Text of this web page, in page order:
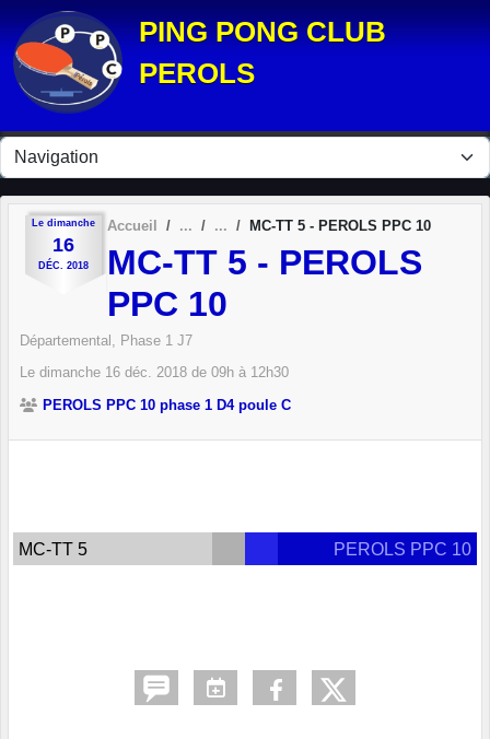
PING PONG CLUB
PEROLS
Le dimanche
16
DÉC. 2018
Accueil MC-TT 5 - PEROLS PPC 10
MC-TT 5 - PEROLS
PPC 10
Départemental, Phase 1 J7
Le dimanche 16 déc. 2018 de 09h à 12h30
PEROLS PPC 10 phase 1 D4 poule C
MC-TT 5 PEROLS PPC 10
Panneau de gestion des cookies